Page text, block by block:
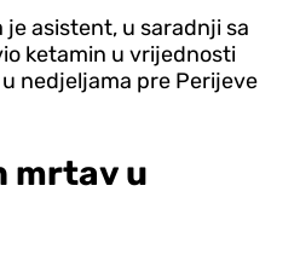
asistent, u saradnji sa
ketamin u vrijednosti
nedjeljama pre Perijeve
mrtav u